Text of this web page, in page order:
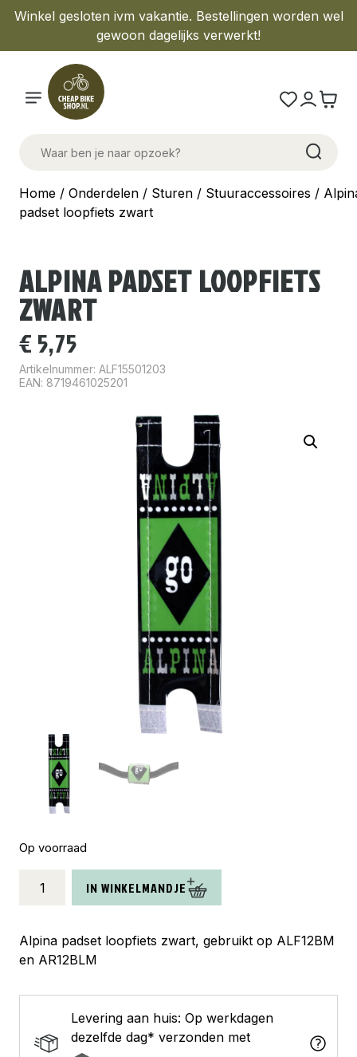
Winkel gesloten ivm vakantie. Bestellingen worden wel
gewoon dagelijks verwerkt!
Home / Onderdelen / Sturen / Stuuraccessoires /
padset loopfiets zwart
ALPINA PADSET LOOPFIETS
ZWART
€ 5,75
Artikelnummer: ALF15501203
EAN: 8719461025201
Op voorraad
padset
zwart
aantal
IN WINKELMANDJE
Alpina padset loopfiets zwart, gebruikt op ALF12BM
en AR12BLM
Levering aan huis: Op werkdagen
dezelfde dag* verzonden met